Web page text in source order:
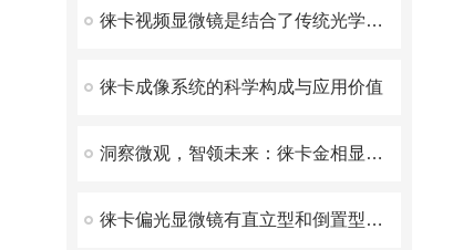
徕卡视频显微镜是结合了传统光学显微镜与数字成像技术设计的
徕卡成像系统的科学构成与应用价值
洞察微观，智领未来：徕卡金相显微镜重塑材料分析新高度
徕卡偏光显微镜有直立型和倒置型两种